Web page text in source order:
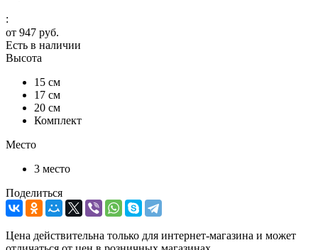
:
от 947 руб.
Есть в наличии
Высота
15 см
17 см
20 см
Комплект
Место
3 место
Поделиться
Цена действительна только для интернет-магазина и может